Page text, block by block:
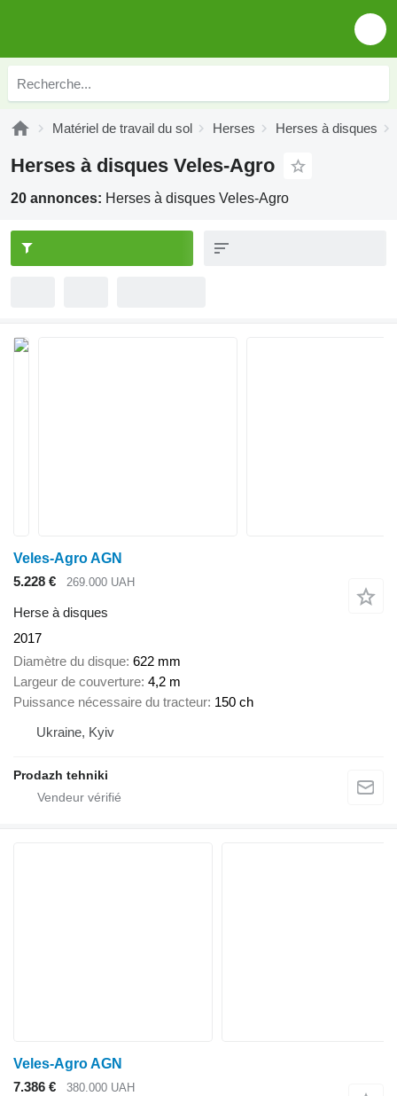
Matériel de travail du sol Herses Herses à disques
Herses à disques Veles-Agro
20 annonces: Herses à disques Veles-Agro
Veles-Agro AGN
5.228 €
269.000 UAH
Herse à disques
2017
Diamètre du disque 622 mm
Largeur de couverture 4,2 m
Puissance nécessaire du tracteur 150 ch
Ukraine, Kyiv
Prodazh tehniki
Veles-Agro AGN
7.386 €
380.000 UAH